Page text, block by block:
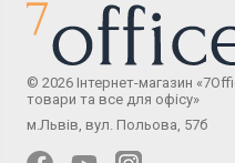
© 2026 Інтернет-магазин
товари та все для офісу»
м.Львів, вул. Польова, 57б